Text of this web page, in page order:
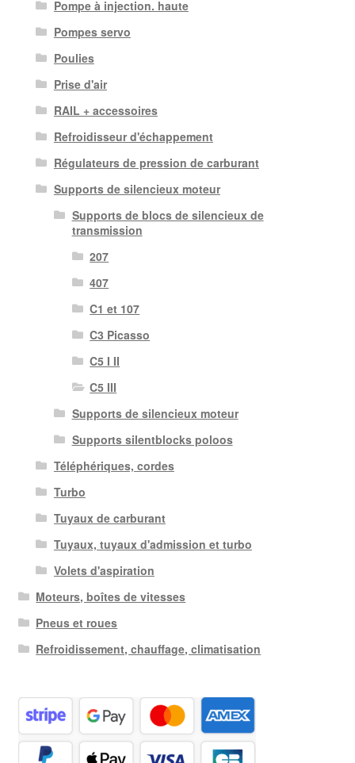
Pompe à injection. haute
Pompes servo
Poulies
Prise d'air
RAIL + accessoires
Refroidisseur d'échappement
Régulateurs de pression de carburant
Supports de silencieux moteur
Supports de blocs de silencieux de
transmission
207
407
C1 et 107
C3 Picasso
C5 I II
C5 III
Supports de silencieux moteur
Supports silentblocks poloos
Téléphériques, cordes
Turbo
Tuyaux de carburant
Tuyaux, tuyaux d'admission et turbo
Volets d'aspiration
Moteurs, boîtes de vitesses
Pneus et roues
Refroidissement, chauffage, climatisation